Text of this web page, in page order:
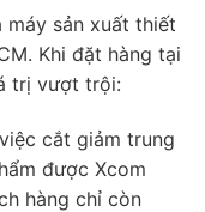
máy sản xuất thiết
Khi đặt hàng tại
trị vượt trội:
cắt giảm trung
được Xcom
hàng chỉ còn